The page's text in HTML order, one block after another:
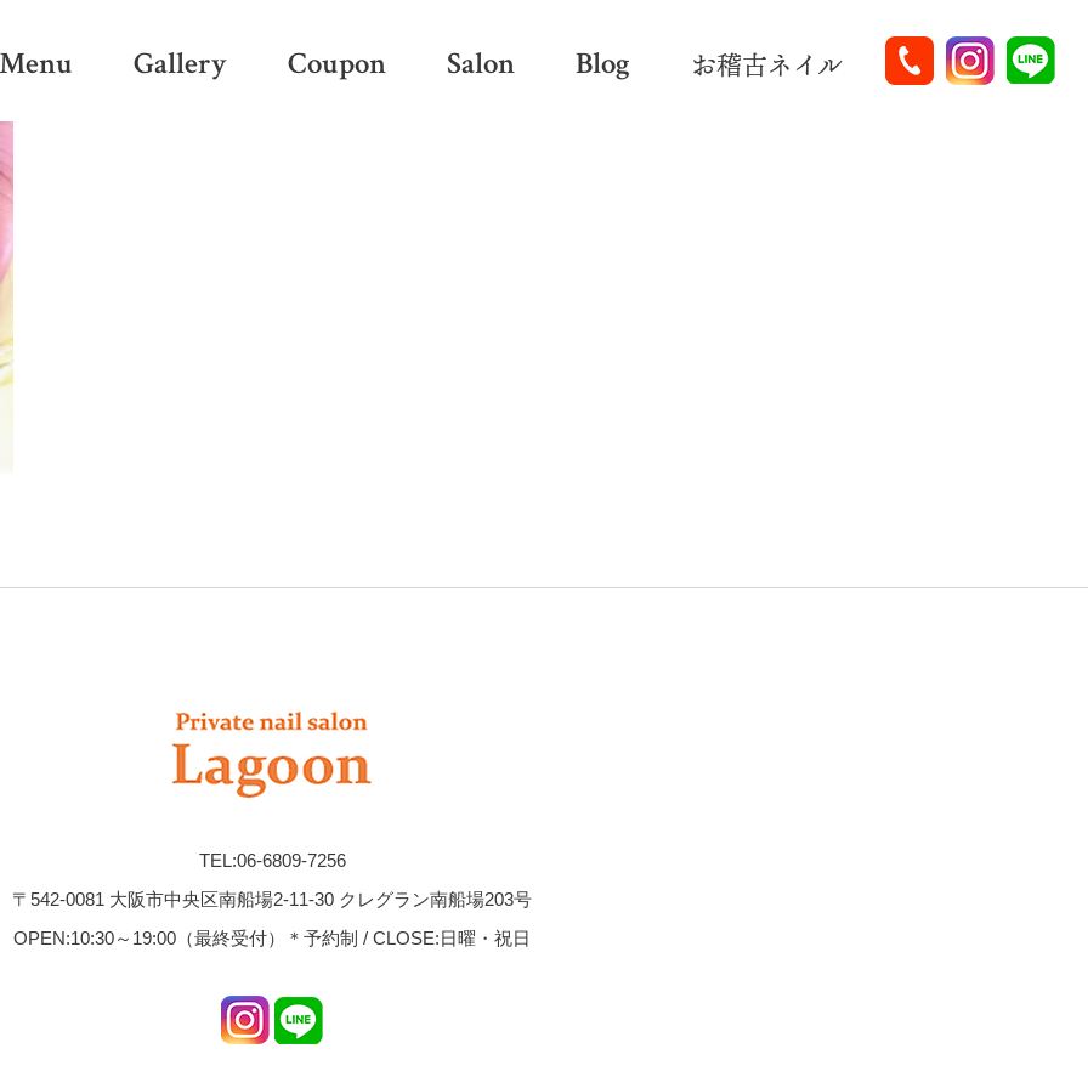
Menu Gallery Coupon Salon Blog お稽古ネイル
TEL:06-6809-7256
〒542-0081 大阪市中央区南船場2-11-30 クレグラン南船場203号
OPEN:10:30～19:00（最終受付）＊予約制 / CLOSE:日曜・祝日